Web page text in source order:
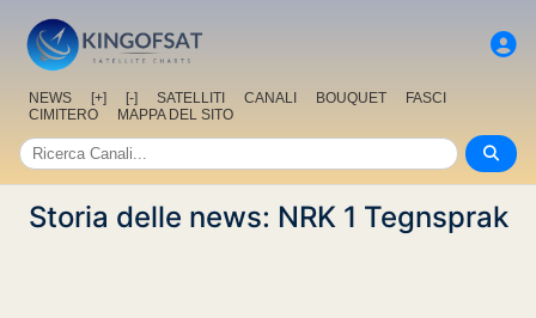
NEWS [+] [-] SATELLITI CANALI BOUQUET
FASCI
CIMITERO
MAPPA DEL SITO
Storia delle news: NRK 1 Tegnsprak